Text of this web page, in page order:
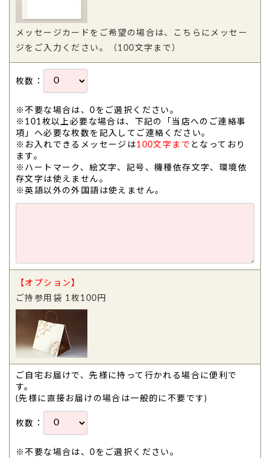
メッセージカードをご希望の場合は、こちらにメッセー
ジをご入力ください。（100文字まで）
枚数：
※不要な場合は、0をご選択ください。
※101枚以上必要な場合は、下記の「当店へのご連絡事
項」へ必要な枚数を記入してご連絡ください。
※お入れできるメッセージは100文字まで となっており
ます。
※ハートマーク、絵文字、記号、機種依存文字、環境依
存文字は使えません。
※英語以外の外国語は使えません。
【オプション】
ご持参用袋 1枚100円
ご自宅お届けで、先様に持って行かれる場合に便利で
す。
(先様に直接お届けの場合は一般的に不要です)
枚数：
※不要な場合は、0をご選択ください。